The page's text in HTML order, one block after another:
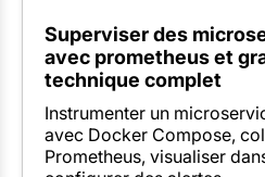
Superviser des
avec prometheus et
technique complet
Instrumenter un
avec Docker Compose,
Prometheus, visualiser